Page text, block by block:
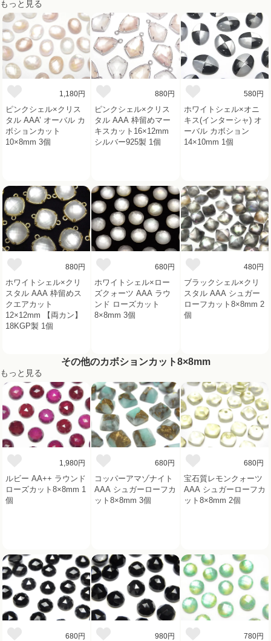
もっと見る
1,180円
ピンクシェル×クリス
タル AAA’ オーバル カ
ボションカット
10×8mm 3個
880円
ピンクシェル×クリス
タル AAA 枠留めマー
キスカット16×12mm
シルバー925製 1個
580円
ホワイトシェル×オニ
キス(インターシャ) オ
ーバル カボション
14×10mm 1個
880円
ホワイトシェル×クリ
スタル AAA 枠留めス
クエアカット
12×12mm 【両カン】
18KGP製 1個
680円
ホワイトシェル×ロー
ズクォーツ AAA ラウ
ンド ローズカット
8×8mm 3個
480円
ブラックシェル×クリ
スタル AAA シュガー
ローフカット8×8mm 2
個
その他のカボションカット8×8mm
もっと見る
1,980円
ルビー AA++ ラウンド
ローズカット8×8mm 1
個
680円
コッパーアマゾナイト
AAA シュガーローフカ
ット8×8mm 3個
680円
宝石質レモンクォーツ
AAA シュガーローフカ
ット8×8mm 2個
680円 980円 780円